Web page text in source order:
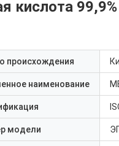
кислота
происхождения
наименование
модели